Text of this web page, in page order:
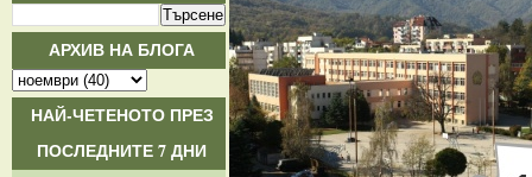
АРХИВ НА БЛОГА
НАЙ-ЧЕТЕНОТО ПРЕЗ
ПОСЛЕДНИТЕ 7 ДНИ